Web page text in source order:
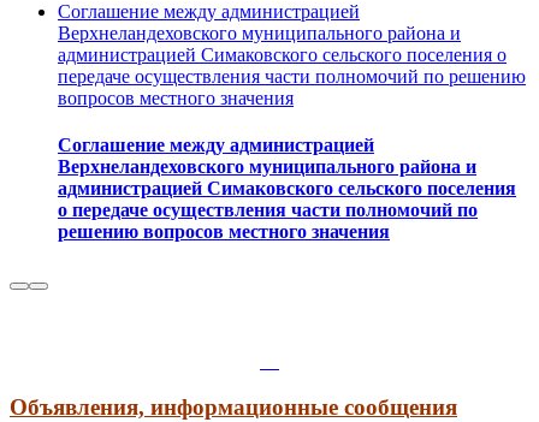
Соглашение между администрацией
Верхнеландеховского муниципального района и
администрацией Симаковского сельского поселения о
передаче осуществления части полномочий по решению
вопросов местного значения
Соглашение между администрацией
Верхнеландеховского муниципального района и
администрацией Симаковского сельского поселения
о передаче осуществления части полномочий по
решению вопросов местного значения
Объявления, информационные сообщения